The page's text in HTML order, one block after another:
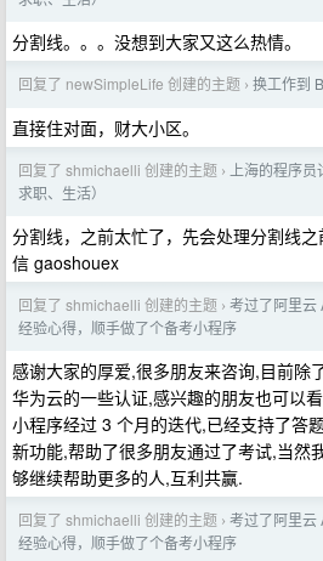
分割线。。。没想到大家又这么热情。
回复了 newSimpleLife 创建的主题 › 换工作到
直接住对面，财大小区。
回复了 shmichaelli 创建的主题 ›
上海的程序员
求职、生活）
分割线，之前太忙了，先会处理分割线
信 gaoshouex
回复了 shmichaelli 创建的主题 › 考过了阿里云
经验心得，顺手做了个备考小程序
感谢大家的厚爱,很多朋友来咨询,目前除
华为云的一些认证,感兴趣的朋友也可以
小程序经过 3 个月的迭代,已经支持了答
新功能,帮助了很多朋友通过了考试,当然
够继续帮助更多的人,互利共赢.
回复了 shmichaelli 创建的主题 › 考过了阿里云
经验心得，顺手做了个备考小程序